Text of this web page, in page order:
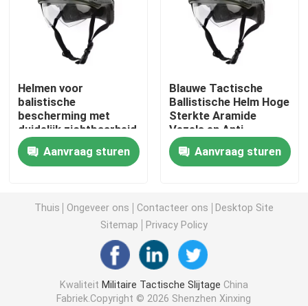
Tactische Ballistische Helm
Kogelvrij Materiaal
Militaire Tactische Rugzak
Tactisch Openluchttoestel
Gevechts Tactische Laarzen
Gevechts Tactisch Vest
Helmen voor
balistische
bescherming met
duidelijk zichtbaarheid
voor klantvereisten
Aanvraag sturen
Blauwe Tactische
Ballistische Helm Hoge
Sterkte Aramide
Vezels en Anti-
Splinter voor
Topbescherming
Aanvraag sturen
Thuis Ongeveer ons Contacteer ons
Desktop Site
Sitemap
Privacy Policy
Kwaliteit Militaire Tactische Slijtage China
Fabriek.Copyright © 2026 Shenzhen Xinxing